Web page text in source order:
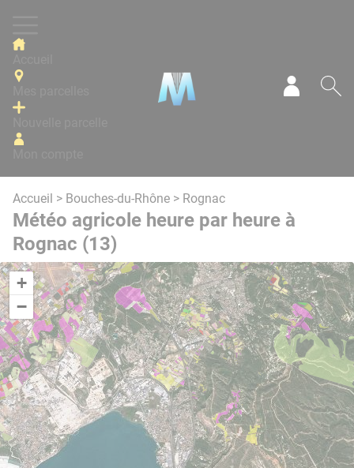
Accueil > Bouches-du-Rhône > Rognac
Météo agricole heure par heure à
Rognac (13)
+
−